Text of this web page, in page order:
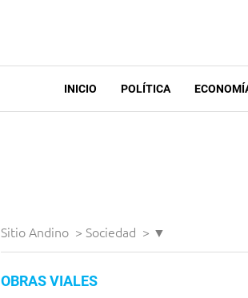
INICIO POLÍTICA
Sitio Andino > Sociedad > ▼
OBRAS VIALES